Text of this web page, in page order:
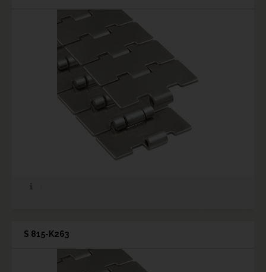
S 815-K263